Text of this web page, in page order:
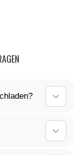
individuelles
uns um den